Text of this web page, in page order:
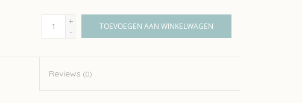
+
-
TOEVOEGEN AAN WINKELWAGEN
Reviews(0)